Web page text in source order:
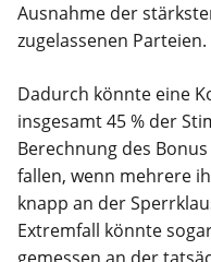
Ausnahme der
zugelassenen Parteien.
Dadurch könnte eine
insgesamt 45 % der
Berechnung des
fallen, wenn mehrere
knapp an der
Extremfall könnte
gemessen an der